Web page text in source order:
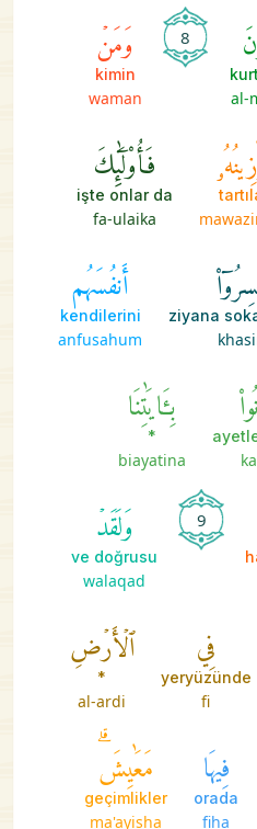
al-
8 وَمَنۡ
kimin
waman
فَأُوْلَٰٓئِكَ
işte onlar da
fa-ulaika
ziyana
أَنفُسَهُم
kendilerini
anfusahum
بِـَٔايَٰتِنَا
*
biayatina
9 وَلَقَدۡ
ve doğrusu
walaqad
فِي
yeryüzünde
fi
ٱلۡأَرۡضِ
*
al-ardi
فِيهَا
orada
fiha
مَعَٰيِشَۗ
geçimlikler
ma'ayisha